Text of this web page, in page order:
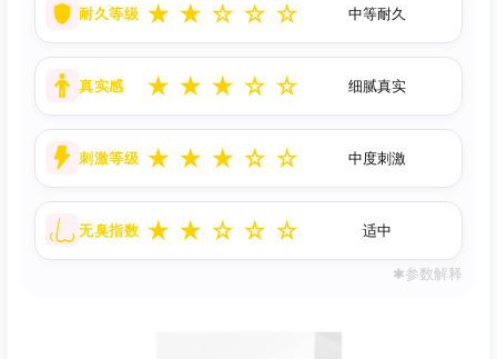
耐久等级 ★ ★ ☆ ☆ ☆ 中等耐久
真实感 ★ ★ ★ ☆ ☆ 细腻真实
刺激等级 ★ ★ ★ ☆ ☆ 中度刺激
无臭指数 ★ ★ ☆ ☆ ☆ 适中
✱参数解释